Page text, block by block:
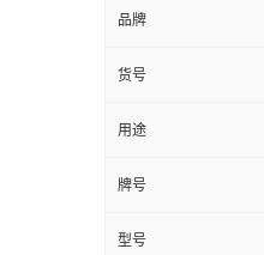
品牌
货号
用途
牌号
型号